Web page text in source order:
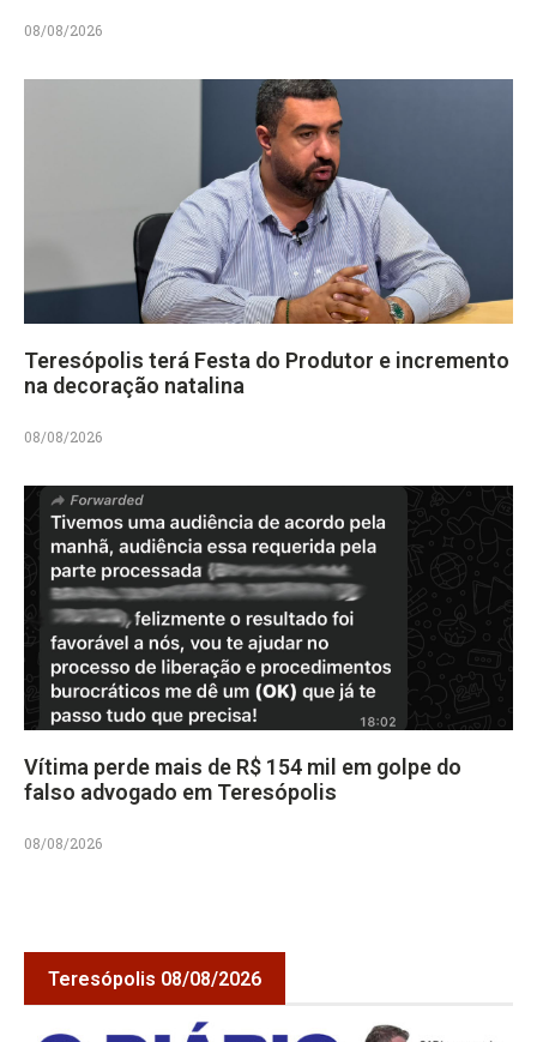
08/08/2026
Teresópolis terá Festa do Produtor e incremento
na decoração natalina
08/08/2026
Vítima perde mais de R$ 154 mil em golpe do
falso advogado em Teresópolis
08/08/2026
Teresópolis 08/08/2026